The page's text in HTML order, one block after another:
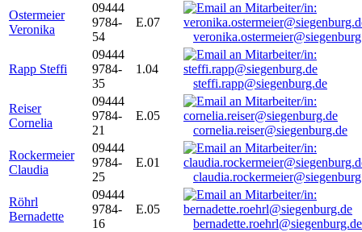
Ostermeier
Veronika
09444
9784-
54
E.07
Rapp Steffi
09444
9784-
35
1.04
steffi.rapp@siegenburg.de
Reiser
Cornelia
09444
9784-
21
E.05
cornelia.reiser@siegenburg.de
Rockermeier
Claudia
09444
9784-
25
E.01
Röhrl
Bernadette
09444
9784-
16
E.05
bernadette.roehrl@siegenburg.de